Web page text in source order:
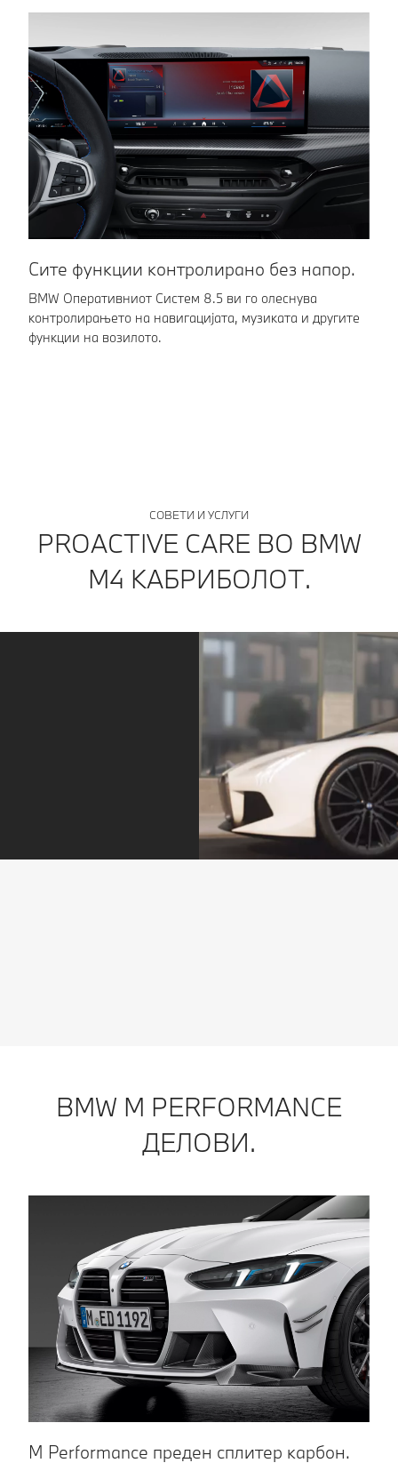
сообраќај. Во
итен случај,
вашето BMW ќе
го сопира
вашето возило
и автоматски
повторно ќе
тргне.
имате.
Сите функции контролирано без напор.
BMW Оперативниот Систем 8.5 ви го олеснува
контролирањето на навигацијата, музиката и другите
функции на возилото.
СОВЕТИ И УСЛУГИ
PROACTIVE CARE ВО BMW
M4 КАБРИБОЛОТ.
Сервис – токму кога ви треба.
BMW M PERFORMANCE
ДЕЛОВИ.
M Performance преден сплитер карбон.